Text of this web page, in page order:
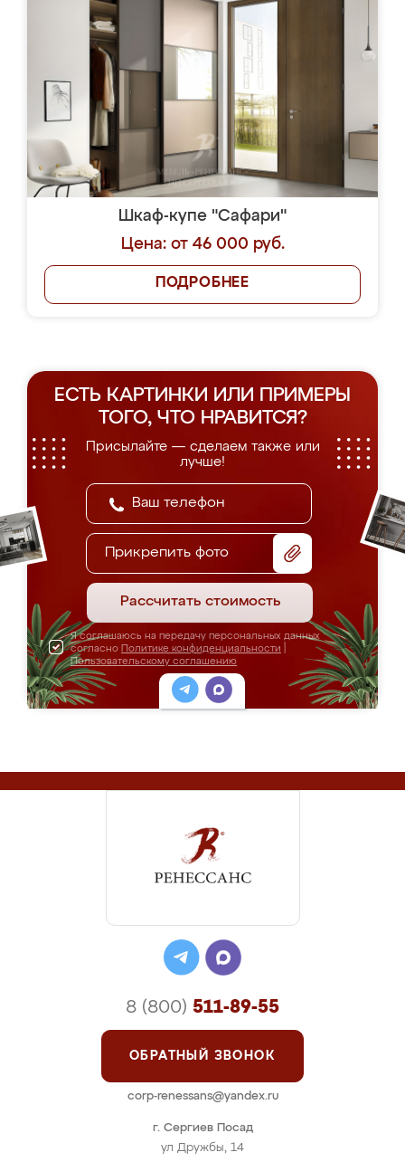
Шкаф-купе "Сафари"
Цена: от 46 000 руб.
ПОДРОБНЕЕ
ЕСТЬ КАРТИНКИ ИЛИ ПРИМЕРЫ
ТОГО, ЧТО НРАВИТСЯ?
Присылайте — сделаем также или
лучше!
Прикрепить фото
Рассчитать стоимость
Я соглашаюсь на передачу персональных данных
согласно Политике конфиденциальности
Пользовательскому соглашению
г. Сергиев Посад
ул Дружбы, 14
8 (800) 511-89-55
ОБРАТНЫЙ ЗВОНОК
corp-renessans@yandex.ru